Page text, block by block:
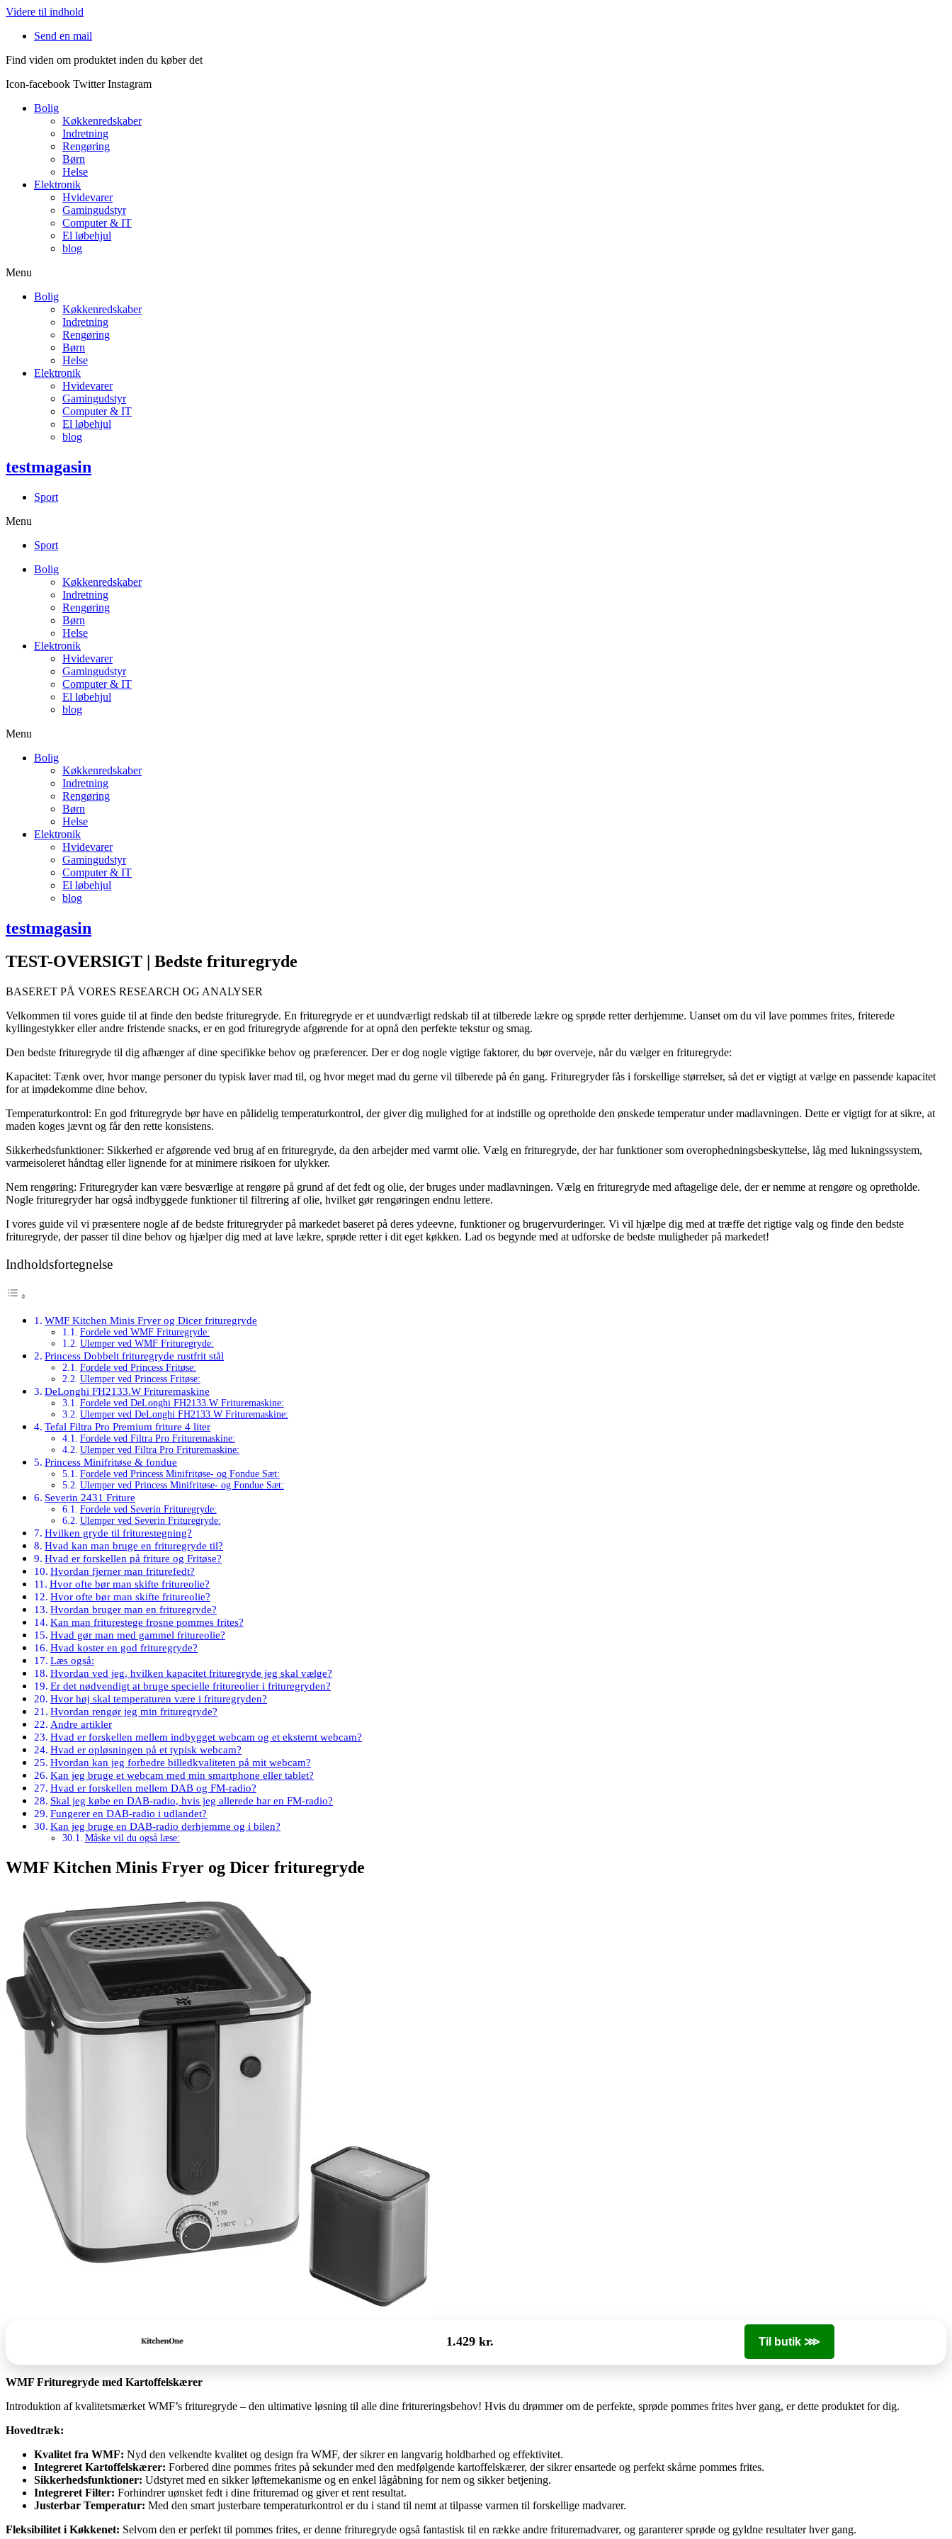
Videre til indhold
Send en mail
Find viden om produktet inden du køber det
Icon-facebook Twitter Instagram
Bolig
Køkkenredskaber
Indretning
Rengøring
Børn
Helse
Elektronik
Hvidevarer
Gamingudstyr
Computer & IT
El løbehjul
blog
Menu
Bolig
Køkkenredskaber
Indretning
Rengøring
Børn
Helse
Elektronik
Hvidevarer
Gamingudstyr
Computer & IT
El løbehjul
blog
testmagasin
Sport
Menu
Sport
Bolig
Køkkenredskaber
Indretning
Rengøring
Børn
Helse
Elektronik
Hvidevarer
Gamingudstyr
Computer & IT
El løbehjul
blog
Menu
Bolig
Køkkenredskaber
Indretning
Rengøring
Børn
Helse
Elektronik
Hvidevarer
Gamingudstyr
Computer & IT
El løbehjul
blog
testmagasin
TEST-OVERSIGT | Bedste frituregryde
BASERET PÅ VORES RESEARCH OG ANALYSER
Velkommen til vores guide til at finde den bedste frituregryde. En frituregryde er et uundværligt redskab til at tilberede lækre og sprøde retter derhjemme. Uanset om du vil lave pommes frites, friterede
kyllingestykker eller andre fristende snacks, er en god frituregryde afgørende for at opnå den perfekte tekstur og smag.
Den bedste frituregryde til dig afhænger af dine specifikke behov og præferencer. Der er dog nogle vigtige faktorer, du bør overveje, når du vælger en frituregryde:
Kapacitet: Tænk over, hvor mange personer du typisk laver mad til, og hvor meget mad du gerne vil tilberede på én gang. Frituregryder fås i forskellige størrelser, så det er vigtigt at vælge en passende kapacitet
for at imødekomme dine behov.
Temperaturkontrol: En god frituregryde bør have en pålidelig temperaturkontrol, der giver dig mulighed for at indstille og opretholde den ønskede temperatur under madlavningen. Dette er vigtigt for at sikre, at
maden koges jævnt og får den rette konsistens.
Sikkerhedsfunktioner: Sikkerhed er afgørende ved brug af en frituregryde, da den arbejder med varmt olie. Vælg en frituregryde, der har funktioner som overophedningsbeskyttelse, låg med lukningssystem,
varmeisoleret håndtag eller lignende for at minimere risikoen for ulykker.
Nem rengøring: Frituregryder kan være besværlige at rengøre på grund af det fedt og olie, der bruges under madlavningen. Vælg en frituregryde med aftagelige dele, der er nemme at rengøre og opretholde.
Nogle frituregryder har også indbyggede funktioner til filtrering af olie, hvilket gør rengøringen endnu lettere.
I vores guide vil vi præsentere nogle af de bedste frituregryder på markedet baseret på deres ydeevne, funktioner og brugervurderinger. Vi vil hjælpe dig med at træffe det rigtige valg og finde den bedste
frituregryde, der passer til dine behov og hjælper dig med at lave lækre, sprøde retter i dit eget køkken. Lad os begynde med at udforske de bedste muligheder på markedet!
Indholdsfortegnelse
WMF Kitchen Minis Fryer og Dicer frituregryde
Fordele ved WMF Frituregryde:
Ulemper ved WMF Frituregryde:
Princess Dobbelt frituregryde rustfrit stål
Fordele ved Princess Fritøse:
Ulemper ved Princess Fritøse:
DeLonghi FH2133.W Frituremaskine
Fordele ved DeLonghi FH2133.W Frituremaskine:
Ulemper ved DeLonghi FH2133.W Frituremaskine:
Tefal Filtra Pro Premium friture 4 liter
Fordele ved Filtra Pro Frituremaskine:
Ulemper ved Filtra Pro Frituremaskine:
Princess Minifritøse & fondue
Fordele ved Princess Minifritøse- og Fondue Sæt:
Ulemper ved Princess Minifritøse- og Fondue Sæt:
Severin 2431 Friture
Fordele ved Severin Frituregryde:
Ulemper ved Severin Frituregryde:
Hvilken gryde til friturestegning?
Hvad kan man bruge en frituregryde til?
Hvad er forskellen på friture og Fritøse?
Hvordan fjerner man friturefedt?
Hvor ofte bør man skifte fritureolie?
Hvor ofte bør man skifte fritureolie?
Hvordan bruger man en frituregryde?
Kan man friturestege frosne pommes frites?
Hvad gør man med gammel fritureolie?
Hvad koster en god frituregryde?
Læs også:
Hvordan ved jeg, hvilken kapacitet frituregryde jeg skal vælge?
Er det nødvendigt at bruge specielle fritureolier i frituregryden?
Hvor høj skal temperaturen være i frituregryden?
Hvordan rengør jeg min frituregryde?
Andre artikler
Hvad er forskellen mellem indbygget webcam og et eksternt webcam?
Hvad er opløsningen på et typisk webcam?
Hvordan kan jeg forbedre billedkvaliteten på mit webcam?
Kan jeg bruge et webcam med min smartphone eller tablet?
Hvad er forskellen mellem DAB og FM-radio?
Skal jeg købe en DAB-radio, hvis jeg allerede har en FM-radio?
Fungerer en DAB-radio i udlandet?
Kan jeg bruge en DAB-radio derhjemme og i bilen?
Måske vil du også læse:
WMF Kitchen Minis Fryer og Dicer frituregryde
1.429 kr. Til butik ⋙
WMF Frituregryde med Kartoffelskærer
Introduktion af kvalitetsmærket WMF’s frituregryde – den ultimative løsning til alle dine fritureringsbehov! Hvis du drømmer om de perfekte, sprøde pommes frites hver gang, er dette produktet for dig.
Hovedtræk:
Kvalitet fra WMF: Nyd den velkendte kvalitet og design fra WMF, der sikrer en langvarig holdbarhed og effektivitet.
Integreret Kartoffelskærer: Forbered dine pommes frites på sekunder med den medfølgende kartoffelskærer, der sikrer ensartede og perfekt skårne pommes frites.
Sikkerhedsfunktioner: Udstyret med en sikker løftemekanisme og en enkel lågåbning for nem og sikker betjening.
Integreret Filter: Forhindrer uønsket fedt i dine frituremad og giver et rent resultat.
Justerbar Temperatur: Med den smart justerbare temperaturkontrol er du i stand til nemt at tilpasse varmen til forskellige madvarer.
Fleksibilitet i Køkkenet: Selvom den er perfekt til pommes frites, er denne frituregryde også fantastisk til en række andre frituremadvarer, og garanterer sprøde og gyldne resultater hver gang.